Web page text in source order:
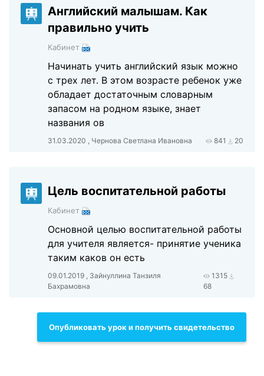
Английский малышам. Как
правильно учить
Кабинет
Начинать учить английский язык можно
с трех лет. В этом возрасте ребенок уже
обладает достаточным словарным
запасом на родном языке, знает
названия ов
31.03.2020 , Чернова Светлана Ивановна 841 20
Цель воспитательной работы
Кабинет
Основной целью воспитательной работы
для учителя является- принятие ученика
таким каков он есть
09.01.2019 , Зайнуллина Танзиля
Бахрамовна
1315
68
Опубликовать урок и получить свидетельство